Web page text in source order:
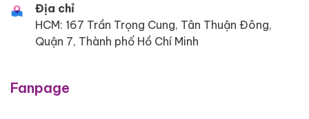
Địa chỉ
HCM: 167 Trần Trọng Cung, Tân Thuận Đông,
Quận 7, Thành phố Hồ Chí Minh
Fanpage